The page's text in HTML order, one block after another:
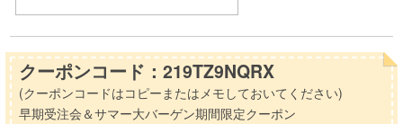
クーポンコード：219TZ9NQRX
(クーポンコードはコピーまたはメモしておいてください)
早期受注会＆サマー大バーゲン期間限定クーポン